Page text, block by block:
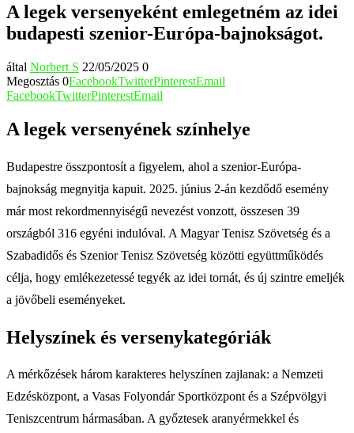
A legek versenyeként emlegetném az idei
budapesti szenior-Európa-bajnokságot.
által Norbert S 22/05/2025 0
Megosztás 0FacebookTwitterPinterestEmail
FacebookTwitterPinterestEmail
A legek versenyének színhelye
Budapestre összpontosít a figyelem, ahol a szenior-Európa-
bajnokság megnyitja kapuit. 2025. június 2-án kezdődő esemény
már most rekordmennyiségű nevezést vonzott, összesen 39
országból 316 egyéni indulóval. A Magyar Tenisz Szövetség és a
Szabadidős és Szenior Tenisz Szövetség közötti együttműködés
célja, hogy emlékezetessé tegyék az idei tornát, és új szintre emeljék
a jövőbeli eseményeket.
Helyszínek és versenykategóriák
A mérkőzések három karakteres helyszínen zajlanak: a Nemzeti
Edzésközpont, a Vasas Folyondár Sportközpont és a Szépvölgyi
Teniszcentrum hármasában. A győztesek aranyérmekkel és